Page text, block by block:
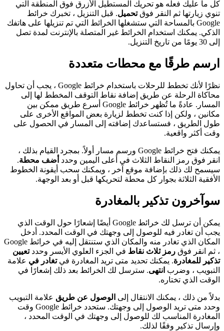
كل ما عليك فعله هو تحريك المستطيل الأزرق فوق المنطقة التي
تنوي زيارتها ثم النقر فوقتحميل. قبل التنزيل ، تخبرك خرائط
Google بالمساحة التي ستشغلها الخرائط التي تم تنزيلها على هاتفك
الذكي. يمكنك استخدام الخرائط غير المتصلة بالإنترنت لمدة تصل
إلى 30 يومًا من تاريخ التنزيل.
ارسم طرقًا مع محطات متعددة
نظرًا لأنك تخطط للرحلات باستخدام خرائط Google ، يجب أن تحاول
محاكاة الرحلة عن طريق إضافة نقاط التوقف المخطط لها إلى
المسار. عادةً ما تُظهر خرائط Google أسرع طريق ممكن بين
مكانين ، ولكن إذا كنت تخطط لزيارة بعض المواقع الأخرى على
طول الطريق ، فستساعدك إضافته إلى المسار في الحصول على
وقت أكثر واقعية.
يمكنك فتح خرائط Google ورسم مسار أولاً. بمجرد القيام بذلك ،
انقر فوق رمز النقاط الثلاث في أعلى اليمين وحدد أضف محطة.
سيسمح لك ذلك بإضافة موقع آخر ، ويمكنك سحب أيقونة الخطوط
الأفقية الثلاثة بجوار كل محطة لتحريكها قبل أو بعد الوجهة.
سوآخرون تذكير بالمغادرة
يمكن أن ترسل لك خرائط Google أيضًا إشعارًا حول الوقت الذي
يجب أن تغادر فيه للوصول إلى وجهتك في الوقت المحدد. أدخل
المكان الذي تغادر منه والمكان الذي ستنتقل إليه في خرائط Google
، ثم انقر فوق رمز ثلاث نقاط في الجزء العلوي الأيسر وحددتعيين
تذكير للمغادرة. يمكنك تحديد متى تريد المغادرة فيتغادر في علامة
التبويب ، وضرب انتهى. سترسل لك الخرائط بعد ذلك إشعارًا في
الوقت الذي تختاره.
بدلاً من ذلك ، يمكنك الانتقال إلى الوصول عن طريق علامة التبويب
وحدد متى تريد الوصول إلى وجهتك. ستحدد خرائط Google وقت
المغادرة المناسب لك للوصول إلى وجهتك في الوقت المحدد ،
وإرسال تذكير وفقًا لذلك.